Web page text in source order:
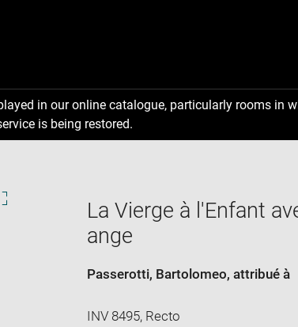
in our online catalogue, particularly rooms in
is being restored.
La Vierge à l'Enfant
ange
Passerotti, Bartolomeo, attribué à
INV 8495, Recto